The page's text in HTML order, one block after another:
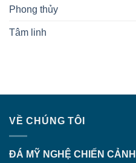
Phong thủy
Tâm linh
VỀ CHÚNG TÔI
ĐÁ MỸ NGHỆ CHIẾN CẢNH